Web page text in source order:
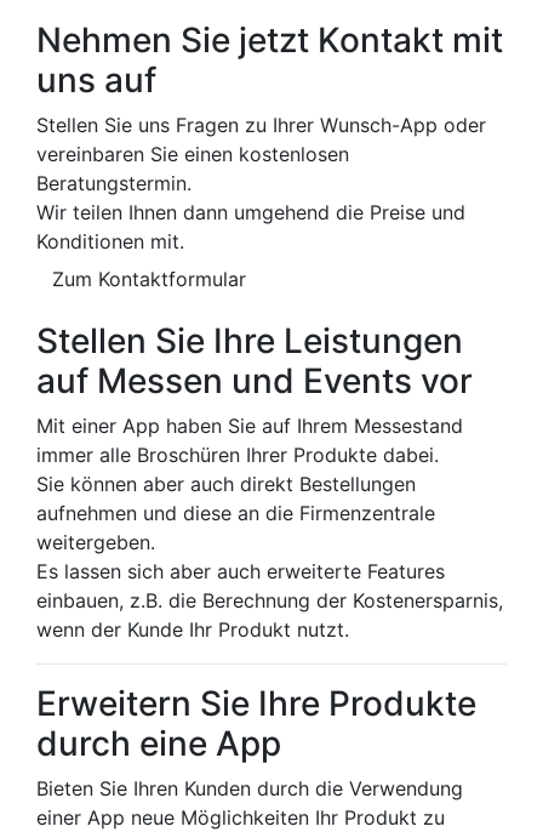
Nehmen Sie jetzt Kontakt mit
uns auf
Stellen Sie uns Fragen zu Ihrer Wunsch-App oder
vereinbaren Sie einen kostenlosen
Beratungstermin.
Wir teilen Ihnen dann umgehend die Preise und
Konditionen mit.
Zum Kontaktformular
Stellen Sie Ihre Leistungen
auf Messen und Events vor
Mit einer App haben Sie auf Ihrem Messestand
immer alle Broschüren Ihrer Produkte dabei.
Sie können aber auch direkt Bestellungen
aufnehmen und diese an die Firmenzentrale
weitergeben.
Es lassen sich aber auch erweiterte Features
einbauen, z.B. die Berechnung der Kostenersparnis,
wenn der Kunde Ihr Produkt nutzt.
Erweitern Sie Ihre Produkte
durch eine App
Bieten Sie Ihren Kunden durch die Verwendung
einer App neue Möglichkeiten Ihr Produkt zu